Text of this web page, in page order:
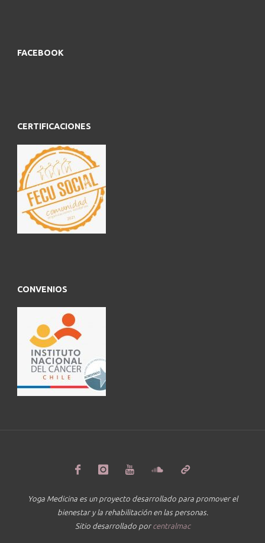
FACEBOOK
CERTIFICACIONES
CONVENIOS
Yoga Medicina es un proyecto desarrollado para promover el
bienestar y la rehabilitación en las personas.
Sitio desarrollado porcentralmac